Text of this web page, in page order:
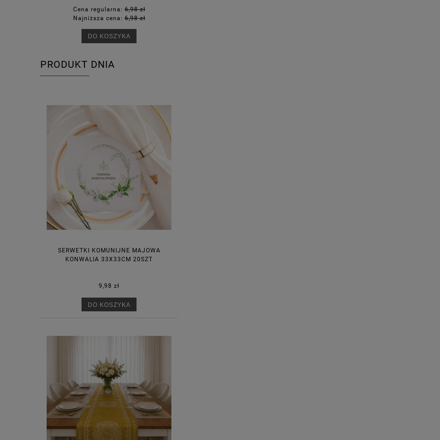
Cena regularna:6,98 zł
Najniższa cena:6,98 zł
DO KOSZYKA
PRODUKT DNIA
SERWETKI KOMUNIJNE MAJOWA
KONWALIA 33X33CM 20SZT
9,98 zł
DO KOSZYKA